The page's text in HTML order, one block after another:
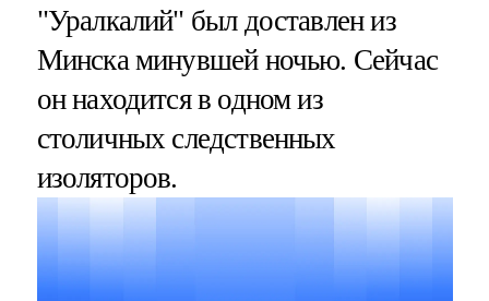
"Уралкалий" был доставлен из
Минска минувшей ночью. Сейчас
он находится в одном из
столичных следственных
изоляторов.